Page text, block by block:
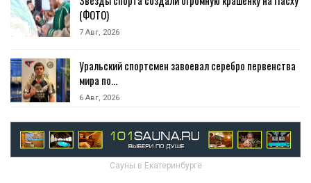
(ФОТО)
7 Авг, 2026
Уральский спортсмен завоевал серебро первенства
мира по…
6 Авг, 2026
Сауны в Екатеринбурге